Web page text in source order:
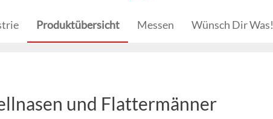
Produktübersicht Messen Wünsch Dir Was!
und Flattermänner